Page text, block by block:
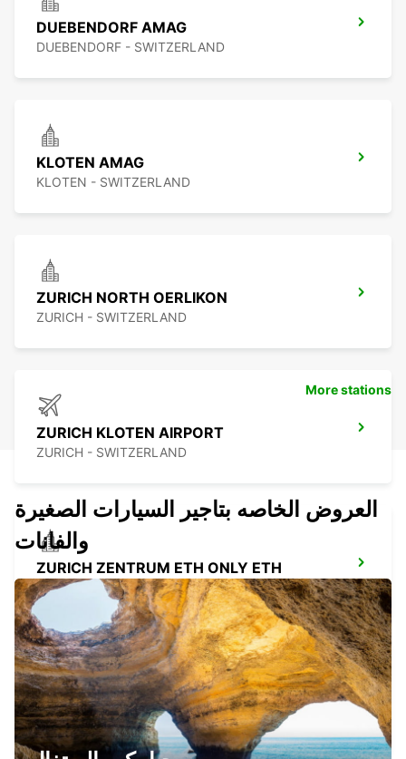
DUEBENDORF AMAG
DUEBENDORF - SWITZERLAND
KLOTEN AMAG
KLOTEN - SWITZERLAND
ZURICH NORTH OERLIKON
ZURICH - SWITZERLAND
ZURICH KLOTEN AIRPORT
ZURICH - SWITZERLAND
ZURICH ZENTRUM ETH ONLY ETH
ZURICH - SWITZERLAND
USTER AMAG
USTER - SWITZERLAND
More stations
العروض الخاصه بتاجير السيارات الصغيرة
والفانات